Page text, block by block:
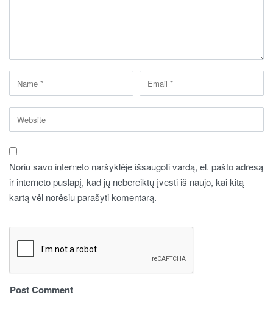
Noriu savo interneto naršyklėje išsaugoti vardą, el. pašto adresą
ir interneto puslapį, kad jų nebereiktų įvesti iš naujo, kai kitą
kartą vėl norėsiu parašyti komentarą.